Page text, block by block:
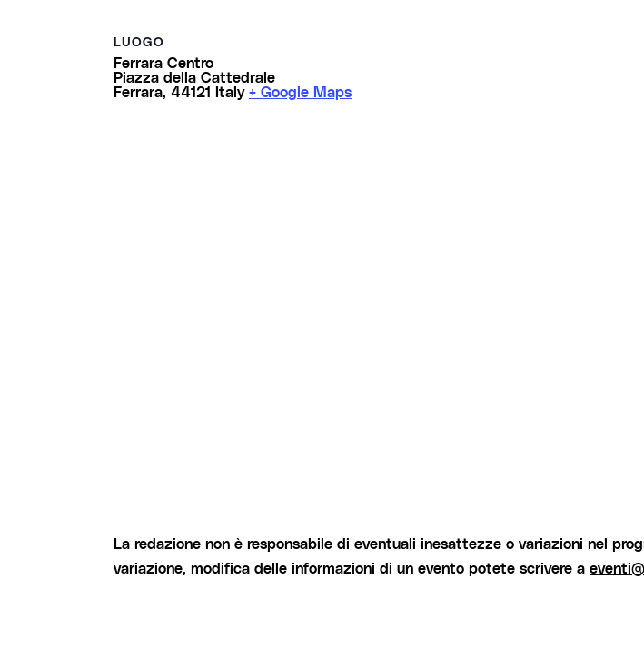
LUOGO
Ferrara Centro
Piazza della Cattedrale
Ferrara 44121 Italy + Google Maps
La redazione non è responsabile di eventuali inesattezze o variazioni nel
variazione, modifica delle informazioni di un evento potete scrivere a